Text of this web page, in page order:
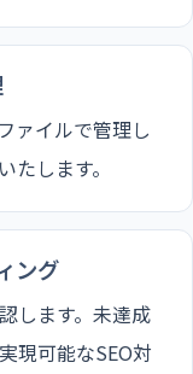
ァイルで管理し
たします。
ング
します。未達成
現可能なSEO対